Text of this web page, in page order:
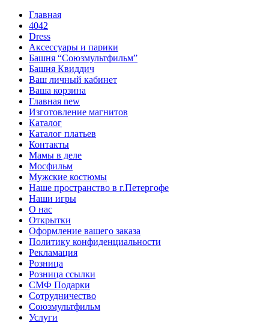
Главная
4042
Dress
Аксессуары и парики
Башня “Союзмультфильм”
Башня Квиддич
Ваш личный кабинет
Ваша корзина
Главная new
Изготовление магнитов
Каталог
Каталог платьев
Контакты
Мамы в деле
Мосфильм
Мужские костюмы
Наше пространство в г.Петергофе
Наши игры
О нас
Открытки
Оформление вашего заказа
Политику конфиденциальности
Рекламация
Розница
Розница ссылки
СМФ Подарки
Сотрудничество
Союзмультфильм
Услуги